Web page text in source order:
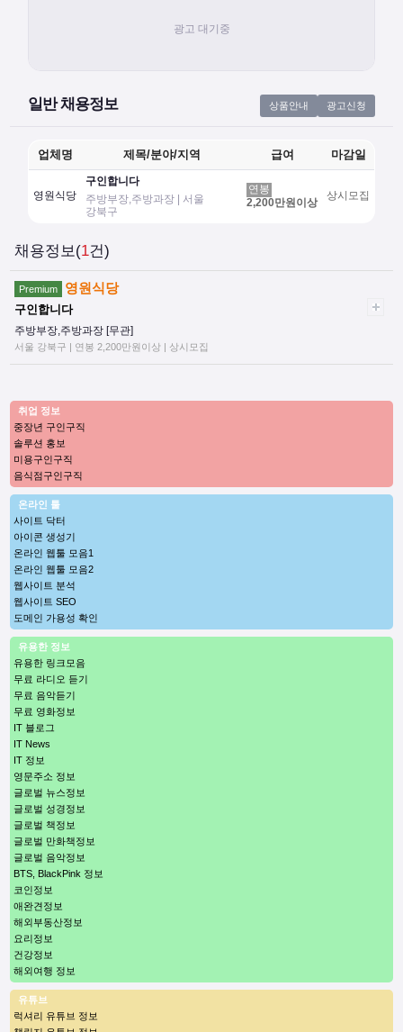
5,000만원이상
일반 채용정보 상품안내 광고신청
업체명 제목/분야/지역 급여 마감일
영원식당
구인합니다
주방부장,주방과장 | 서울
강북구
연봉
2,200만원이상
상시모집
채용정보(1건)
Premium 영원식당
구인합니다
주방부장,주방과장 [무관]
서울 강북구 | 연봉 2,200만원이상 | 상시모집
취업 정보
중장년 구인구직
솔루션 홍보
미용구인구직
음식점구인구직
온라인 툴
사이트 닥터
아이콘 생성기
온라인 웹툴 모음1
온라인 웹툴 모음2
웹사이트 분석
웹사이트 SEO
도메인 가용성 확인
유용한 정보
유용한 링크모음
무료 라디오 듣기
무료 음악듣기
무료 영화정보
IT 블로그
IT News
IT 정보
영문주소 정보
글로벌 뉴스정보
글로벌 성경정보
글로벌 책정보
글로벌 만화책정보
글로벌 음악정보
BTS, BlackPink 정보
코인정보
애완견정보
해외부동산정보
요리정보
건강정보
해외여행 정보
유튜브
럭셔리 유튜브 정보